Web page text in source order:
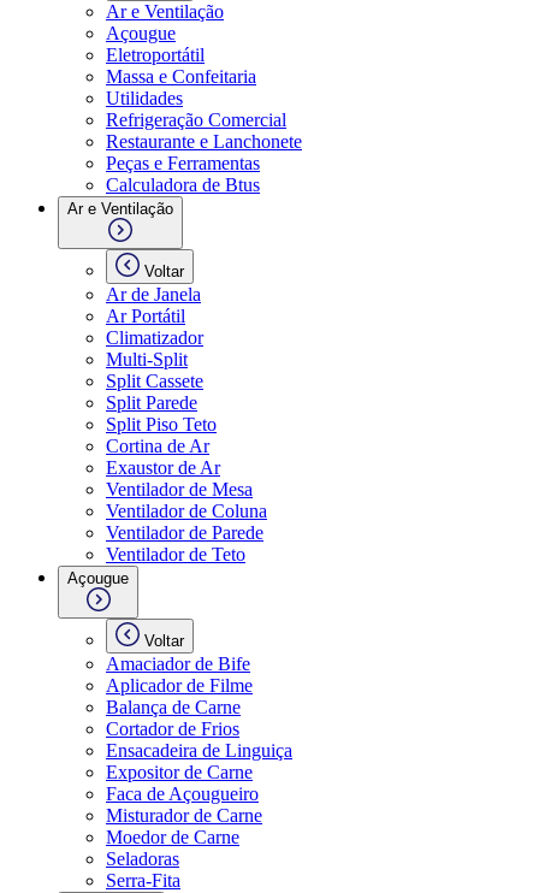
Ar e Ventilação
Açougue
Eletroportátil
Massa e Confeitaria
Utilidades
Refrigeração Comercial
Restaurante e Lanchonete
Peças e Ferramentas
Calculadora de Btus
Ar e Ventilação
Voltar
Ar de Janela
Ar Portátil
Climatizador
Multi-Split
Split Cassete
Split Parede
Split Piso Teto
Cortina de Ar
Exaustor de Ar
Ventilador de Mesa
Ventilador de Coluna
Ventilador de Parede
Ventilador de Teto
Açougue
Voltar
Amaciador de Bife
Aplicador de Filme
Balança de Carne
Cortador de Frios
Ensacadeira de Linguiça
Expositor de Carne
Faca de Açougueiro
Misturador de Carne
Moedor de Carne
Seladoras
Serra-Fita